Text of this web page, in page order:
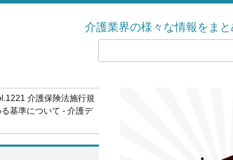
介護業界の様々な情報をま
介護保険法施行規
基準について - 介護デ